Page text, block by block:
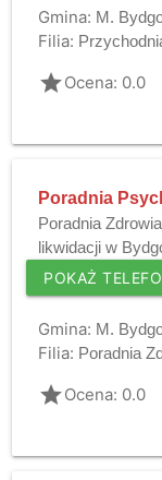
Gmina: M.
Filia:
gradeOcena: 0.0
Poradnia
Poradnia
likwidacji w
POKAŻ
Gmina: M.
Filia: Poradnia
gradeOcena: 0.0